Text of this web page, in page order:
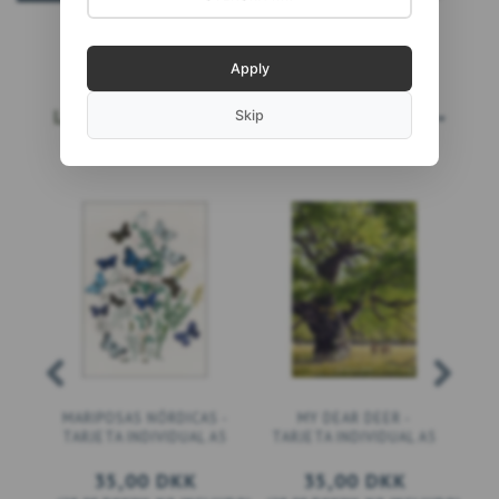
LOS MÁS VENDIDOS
MARIPOSAS NÓRDICAS -
TARJETA INDIVIDUAL A5
35,00 DKK
MY DEAR DEER -
TARJETA INDIVIDUAL A5
35,00 DKK
Apply
Skip